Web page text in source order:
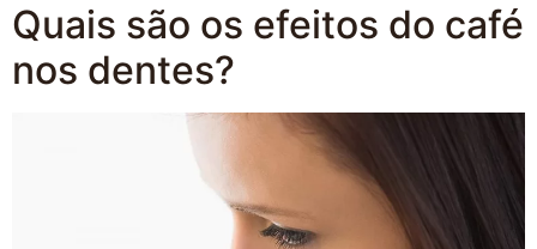
Quais são os efeitos do café
nos dentes?